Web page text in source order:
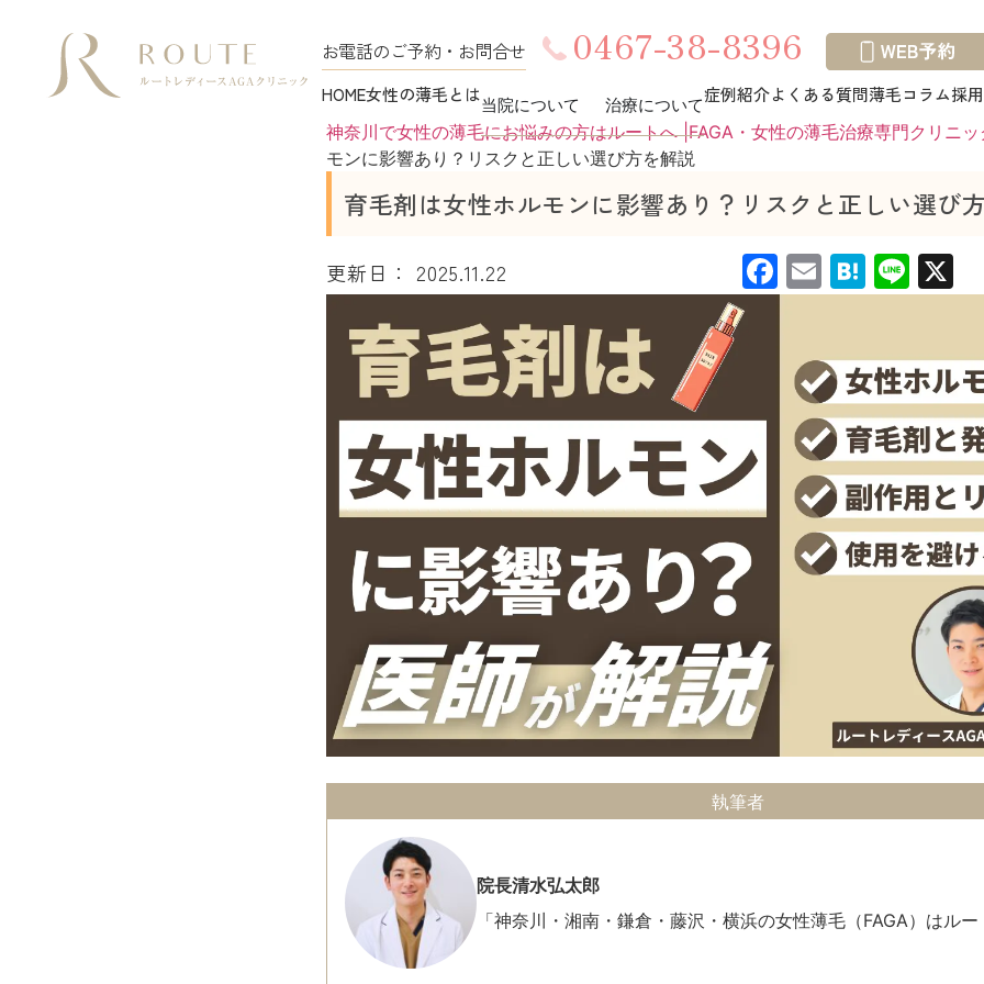
お電話のご予約・お問合せ 0467-38-8396
HOME女性の薄毛とは当院について 治療について症例紹介よくある質問薄毛コラム採
神奈川で女性の薄毛にお悩みの方はルートへ |FAGA・女性の薄毛治療専門クリニッ
モンに影響あり？リスクと正しい選び方を解説
育毛剤は女性ホルモンに影響あり？リスクと正しい選び
更新日： 2025.11.22 Facebook
Email Line
執筆者
院長清水弘太郎
「神奈川・湘南・鎌倉・藤沢・横浜の女性薄毛（FAGA）はル